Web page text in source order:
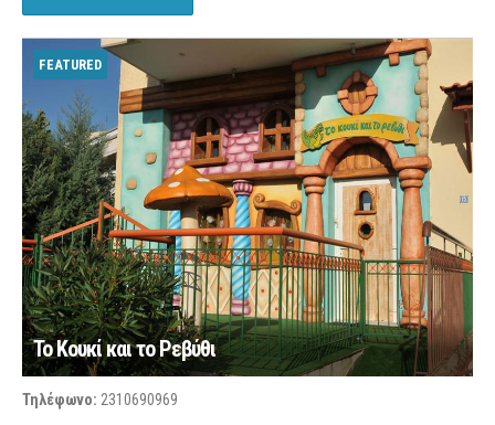
FEATURED
Το Κουκί και το Ρεβύθι
Τηλέφωνο: 2310690969